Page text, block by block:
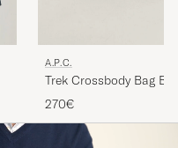
A.P.C.
Trek Crossbody Bag
270€